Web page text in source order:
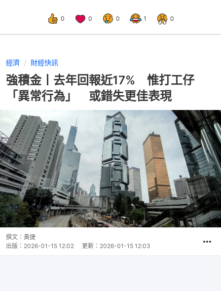
0 0 0 1 0
經濟 財經快訊
強積金丨去年回報近17% 惟打工仔
「異常行為」 或錯失更佳表現
撰文： 黃捷
出版： 2026-01-15 12:02 更新： 2026-01-15 12:03